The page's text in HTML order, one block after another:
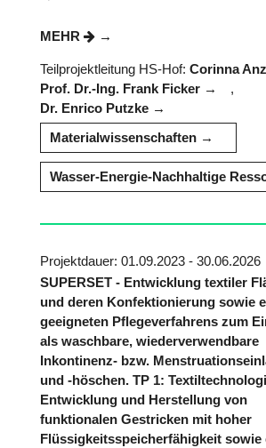
MEHR
Teilprojektleitung HS-Hof: Corinna
Prof. Dr.-Ing. Frank Ficker
,
Dr. Enrico Putzke
Materialwissenschaften
Wasser-Energie-Nachhaltige
Projektdauer: 01.09.2023 - 30.06.2026
SUPERSET - Entwicklung textiler
und deren Konfektionierung sowie
geeigneten Pflegeverfahrens zum
als waschbare, wiederverwendbare
Inkontinenz- bzw.
und -höschen. TP 1:
Entwicklung und Herstellung von
funktionalen Gestricken mit hoher
Flüssigkeitsspeicherfähigkeit sowie